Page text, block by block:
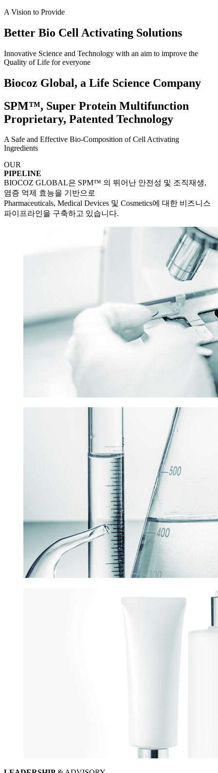
A Vision to Provide
Better Bio Cell Activating Solutions
Innovative Science and Technology with an aim to improve the
Quality of Life for everyone
Biocoz Global, a Life Science Company
SPM™, Super Protein Multifunction
Proprietary, Patented Technology
A Safe and Effective Bio-Composition of Cell Activating
Ingredients
OUR
PIPELINE
BIOCOZ GLOBAL은 SPM™ 의 뛰어난 안전성 및 조직재생,
염증 억제 효능을 기반으로
Pharmaceuticals, Medical Devices 및 Cosmetics에 대한 비즈니스
파이프라인을 구축하고 있습니다.